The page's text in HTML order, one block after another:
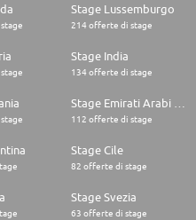
Stage Lussemburgo
214 offerte di stage
Stage India
134 offerte di stage
112 offerte di stage
Stage Cile
82 offerte di stage
Stage Svezia
63 offerte di stage